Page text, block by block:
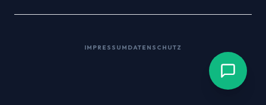
IMPRESSUM DATENSCHUTZ